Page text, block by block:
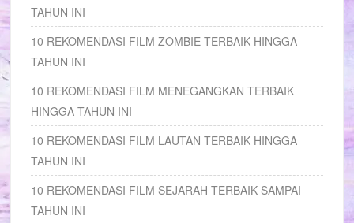
TAHUN INI
10 REKOMENDASI FILM ZOMBIE TERBAIK HINGGA
TAHUN INI
10 REKOMENDASI FILM MENEGANGKAN TERBAIK
HINGGA TAHUN INI
10 REKOMENDASI FILM LAUTAN TERBAIK HINGGA
TAHUN INI
10 REKOMENDASI FILM SEJARAH TERBAIK SAMPAI
TAHUN INI